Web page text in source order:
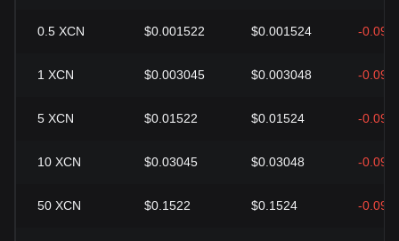
0.5 XCN $0.001522 $0.001524 -0.09%
1 XCN $0.003045 $0.003048 -0.09%
5 XCN $0.01522 $0.01524 -0.09%
10 XCN $0.03045 $0.03048 -0.09%
50 XCN $0.1522 $0.1524 -0.09%